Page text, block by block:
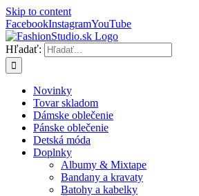
Skip to content
FacebookInstagramYouTube
Hľadať:
Novinky
Tovar skladom
Dámske oblečenie
Pánske oblečenie
Detská móda
Doplnky
Albumy & Mixtape
Bandany a kravaty
Batohy a kabelky